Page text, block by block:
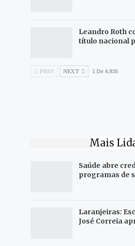
Leandro Roth
título nacional
PREV NEXT 1 De 4.935
Mais
Saúde abre
programas de
Laranjeiras:
José Correia